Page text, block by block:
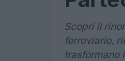
Scopri il
ferroviario,
trasformano